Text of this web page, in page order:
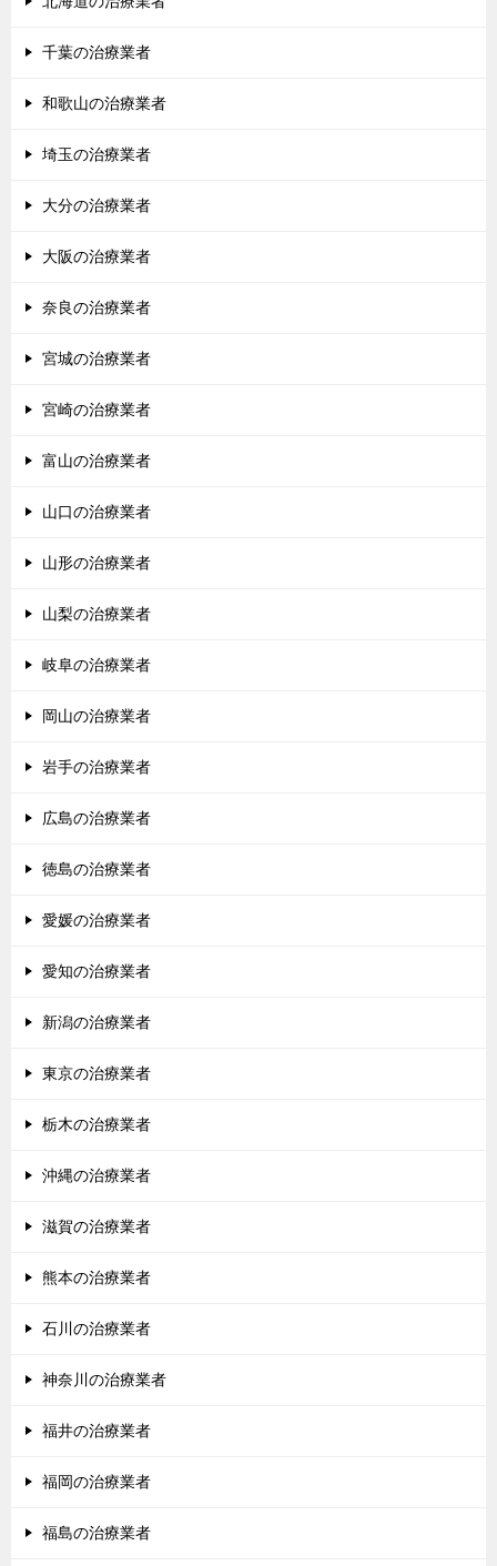
千葉の治療業者
和歌山の治療業者
埼玉の治療業者
大分の治療業者
大阪の治療業者
奈良の治療業者
宮城の治療業者
宮崎の治療業者
富山の治療業者
山口の治療業者
山形の治療業者
山梨の治療業者
岐阜の治療業者
岡山の治療業者
岩手の治療業者
広島の治療業者
徳島の治療業者
愛媛の治療業者
愛知の治療業者
新潟の治療業者
東京の治療業者
栃木の治療業者
沖縄の治療業者
滋賀の治療業者
熊本の治療業者
石川の治療業者
神奈川の治療業者
福井の治療業者
福岡の治療業者
福島の治療業者